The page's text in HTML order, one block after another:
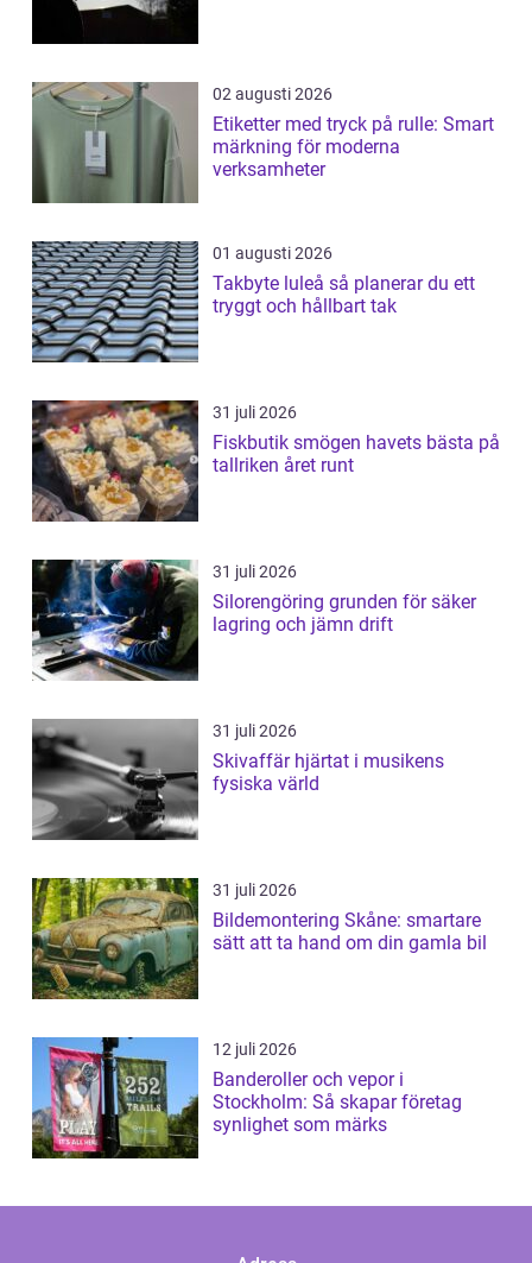
02 augusti 2026
Etiketter med tryck på rulle: Smart
märkning för moderna
verksamheter
01 augusti 2026
Takbyte luleå så planerar du ett
tryggt och hållbart tak
31 juli 2026
Fiskbutik smögen havets bästa på
tallriken året runt
31 juli 2026
Silorengöring grunden för säker
lagring och jämn drift
31 juli 2026
Skivaffär hjärtat i musikens
fysiska värld
31 juli 2026
Bildemontering Skåne: smartare
sätt att ta hand om din gamla bil
12 juli 2026
Banderoller och vepor i
Stockholm: Så skapar företag
synlighet som märks